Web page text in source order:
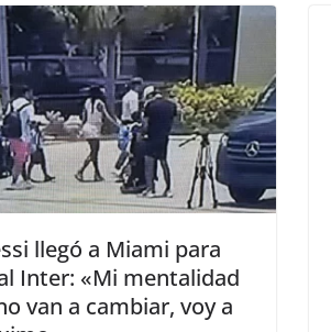
llegó a Miami para
Inter: «Mi mentalidad
van a cambiar, voy a